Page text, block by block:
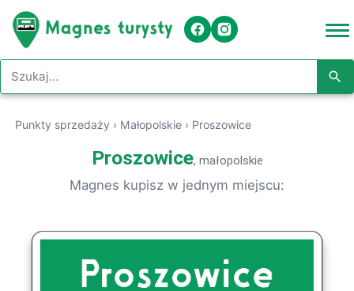
Szukaj w serwisie
Punkty sprzedaży › Małopolskie › Proszowice
Proszowice, małopolskie
Magnes kupisz w jednym miejscu: